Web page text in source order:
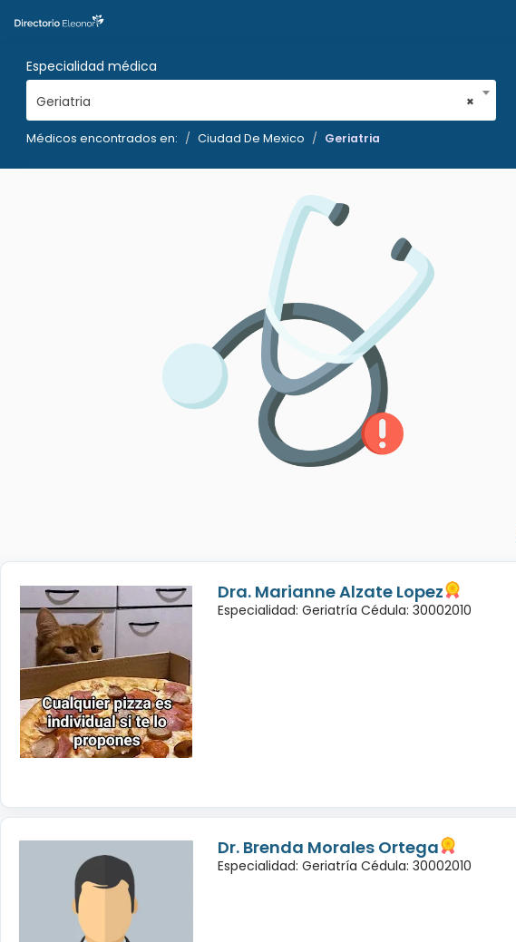
Especialidad médica
×
Geriatria
Médicos encontrados en: Ciudad De Mexico Geriatria
Dra. Marianne Alzate Lopez
Especialidad: Geriatría Cédula: 30002010
Dr. Brenda Morales Ortega
Especialidad: Geriatría Cédula: 30002010